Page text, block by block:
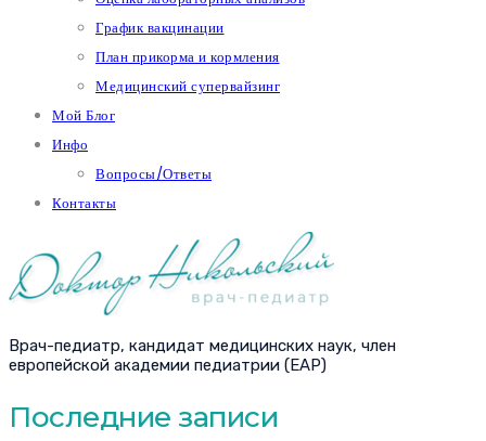
График вакцинации
План прикорма и кормления
Медицинский супервайзинг
Мой Блог
Инфо
Вопросы/Ответы
Контакты
Врач-педиатр, кандидат медицинских наук, член
европейской академии педиатрии (EAP)
Последние записи